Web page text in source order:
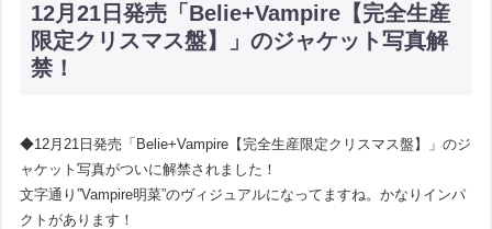
12月21日発売「Belie+Vampire【完全生産
限定クリスマス盤】」のジャケット写真解
禁！
◆12月21日発売「Belie+Vampire【完全生産限定クリスマス盤】」のジ
ャケット写真がついに解禁されました！
文字通り”Vampire明菜”のヴィジュアルになってますね。かなりインパ
クトがあります！